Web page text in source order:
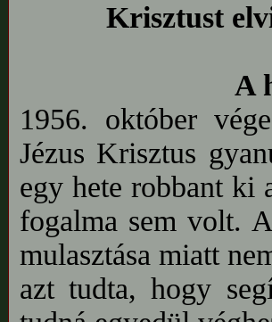
Krisztust
A
1956. október
Jézus Krisztus
egy hete robbant ki
fogalma sem volt.
mulasztása miatt
azt tudta, hogy